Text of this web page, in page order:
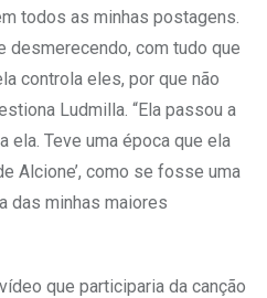
todos as minhas postagens.
desmerecendo, com tudo que
controla eles, por que não
Ludmilla. “Ela passou a
ela. Teve uma época que ela
Alcione’, como se fosse uma
das minhas maiores
que participaria da canção